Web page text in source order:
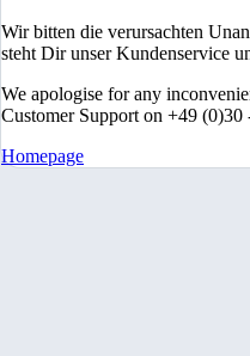
Wir bitten die verursachten
steht Dir unser Kundenservice
We apologise for any
Customer Support on +49 (0)30
Homepage